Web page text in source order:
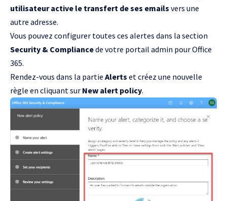
utilisateur active le transfert de ses emails vers une
autre adresse.
Vous pouvez configurer toutes ces alertes dans la section
Security & Compliancede votre portail admin pour Office
365.
Rendez-vous dans la partie Alerts et créez une nouvelle
règle en cliquant sur New alert policy.